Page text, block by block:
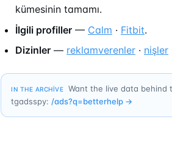
kümesinin tamamı.
İlgili profiller — Calm · Fitbit.
Dizinler — reklamverenler · nişler
IN THE ARCHIVE
Want the live data behind
tgadsspy: /ads?q=betterhelp →